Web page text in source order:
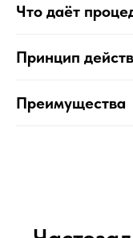
Что даёт
Принцип
Преимущества